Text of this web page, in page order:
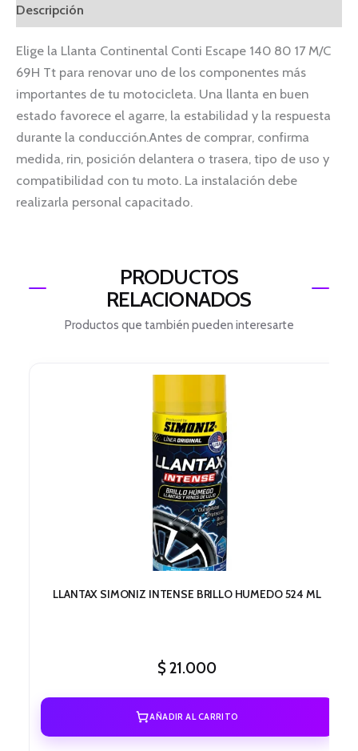
Descripción
Elige la Llanta Continental Conti Escape 140 80 17 M/C
69H Tt para renovar uno de los componentes más
importantes de tu motocicleta. Una llanta en buen
estado favorece el agarre, la estabilidad y la respuesta
durante la conducción.Antes de comprar, confirma
medida, rin, posición delantera o trasera, tipo de uso y
compatibilidad con tu moto. La instalación debe
realizarla personal capacitado.
PRODUCTOS
RELACIONADOS
Productos que también pueden interesarte
LLANTAX SIMONIZ INTENSE BRILLO HUMEDO 524 ML
$21.000
AÑADIR AL CARRITO